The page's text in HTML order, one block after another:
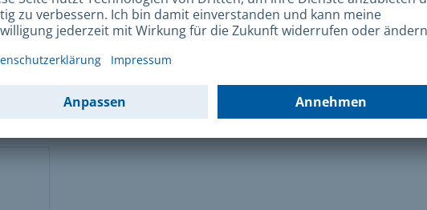
Reisekostenabrechnung